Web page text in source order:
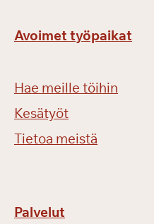
Avoimet työpaikat
Hae meille töihin
Kesätyöt
Tietoa meistä
Palvelut